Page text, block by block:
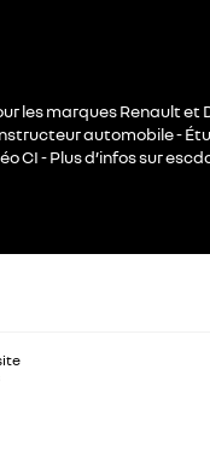
les marques Renault et
automobile -
CI - Plus d’infos sur